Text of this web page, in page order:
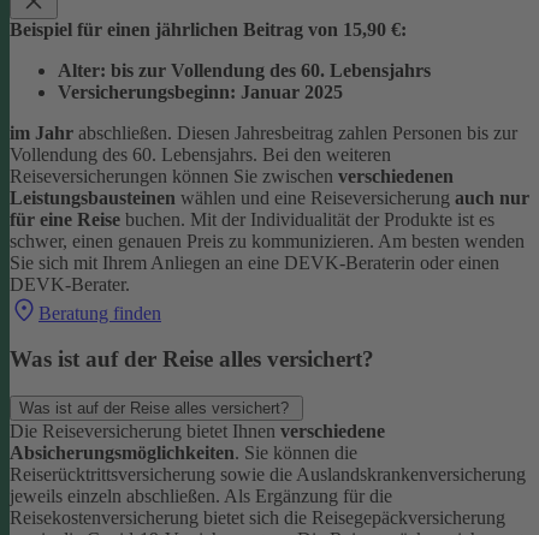
Beispiel für einen jährlichen Beitrag von 15,90 €:
Alter: bis zur Vollendung des 60. Lebensjahrs
Versicherungsbeginn: Januar 2025
im Jahr abschließen. Diesen Jahresbeitrag zahlen Personen bis zur
Vollendung des 60. Lebensjahrs. Bei den weiteren
Reiseversicherungen können Sie zwischen verschiedenen
Leistungsbausteinen wählen und eine Reiseversicherung auch nur
für eine Reise buchen. Mit der Individualität der Produkte ist es
schwer, einen genauen Preis zu kommunizieren. Am besten wenden
Sie sich mit Ihrem Anliegen an eine DEVK-Beraterin oder einen
DEVK-Berater.
Beratung finden
Was ist auf der Reise alles versichert?
Was ist auf der Reise alles versichert?
Die Reiseversicherung bietet Ihnen verschiedene
Absicherungsmöglichkeiten. Sie können die
Reiserücktrittsversicherung sowie die Auslandskrankenversicherung
jeweils einzeln abschließen. Als Ergänzung für die
Reisekostenversicherung bietet sich die Reisegepäckversicherung